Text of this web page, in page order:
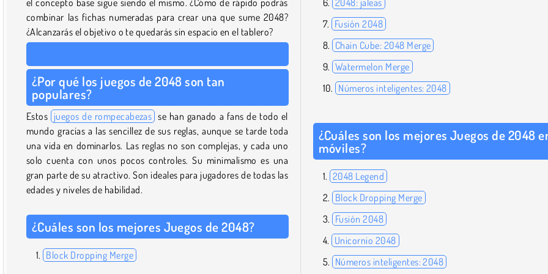
combinar las fichas numeradas para crear una que sume 2048?
¿Alcanzarás el objetivo o te quedarás sin espacio en el tablero?
¿Por qué los juegos de 2048 son tan
populares?
Estos juegos de rompecabezas se han ganado a fans de todo el
mundo gracias a las sencillez de sus reglas, aunque se tarde toda
una vida en dominarlos. Las reglas no son complejas, y cada uno
solo cuenta con unos pocos controles. Su minimalismo es una
gran parte de su atractivo. Son ideales para jugadores de todas las
edades y niveles de habilidad.
¿Cuáles son los mejores Juegos de 2048?
Block Dropping Merge
Fusión 2048
Chain Cube: 2048 Merge
Watermelon Merge
Números inteligentes: 2048
¿Cuáles son los mejores Juegos de 2048
móviles?
2048 Legend
Block Dropping Merge
Fusión 2048
Unicornio 2048
Números inteligentes: 2048